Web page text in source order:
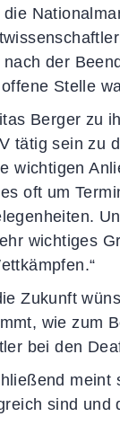
die
nach der
Stelle
Berger zu
tätig sein zu
wichtigen
oft um
wichtiges
Zukunft
wie zum
bei den
meint
sind und